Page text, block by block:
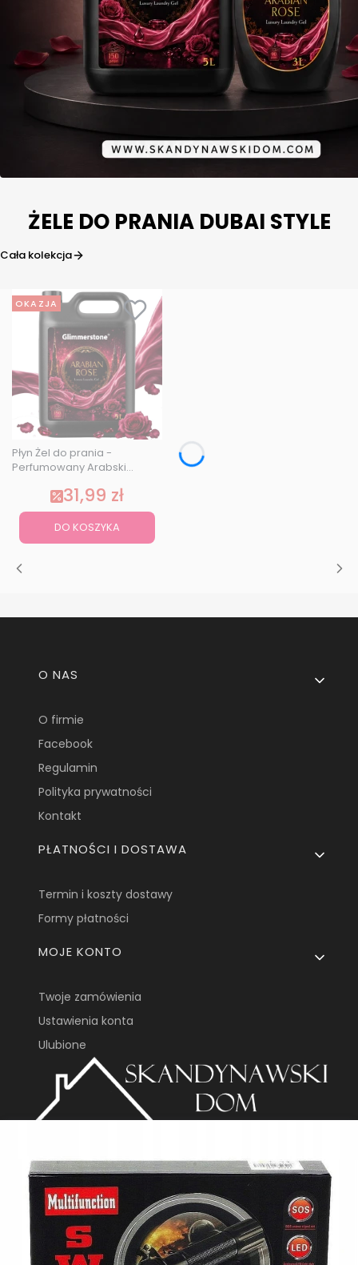
ŻELE DO PRANIA DUBAI STYLE
Cała kolekcja
OKAZJA
Płyn Żel do prania -
Perfumowany Arabski
31,99 zł
DO KOSZYKA
Linki w stopce
O NAS
O firmie
Facebook
Regulamin
Polityka prywatności
Kontakt
PŁATNOŚCI I DOSTAWA
Termin i koszty dostawy
Formy płatności
MOJE KONTO
Twoje zamówienia
Ustawienia konta
Ulubione
ul. Ks. Romana Biskupa 5
58-260, Bielawa
sklep@skandynawskidom.com